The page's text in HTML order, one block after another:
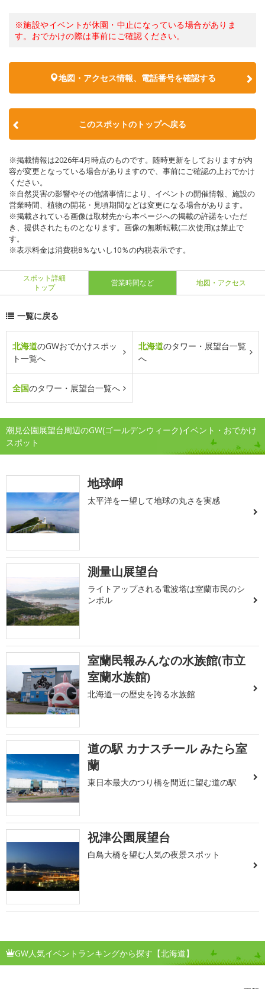
※施設やイベントが休園・中止になっている場合がありま
す。おでかけの際は事前にご確認ください。
地図・アクセス情報、電話番号を確認する
このスポットのトップへ戻る
※掲載情報は2026年4月時点のものです。随時更新をしておりますが内
容が変更となっている場合がありますので、事前にご確認の上おでかけ
ください。
※自然災害の影響やその他諸事情により、イベントの開催情報、施設の
営業時間、植物の開花・見頃期間などは変更になる場合があります。
※掲載されている画像は取材先から本ページへの掲載の許諾をいただ
き、提供されたものとなります。画像の無断転載(二次使用)は禁止で
す。
※表示料金は消費税8％ないし10％の内税表示です。
スポット詳細
トップ
営業時間など 地図・アクセス
一覧に戻る
北海道のGWおでかけスポッ
ト一覧へ
北海道のタワー・展望台一覧
へ
全国のタワー・展望台一覧へ
潮見公園展望台周辺のGW(ゴールデンウィーク)イベント・おでかけ
スポット
地球岬
太平洋を一望して地球の丸さを実感
測量山展望台
ライトアップされる電波塔は室蘭市民のシ
ンボル
室蘭民報みんなの水族館(市立
室蘭水族館)
北海道一の歴史を誇る水族館
道の駅 カナスチール みたら室
蘭
東日本最大のつり橋を間近に望む道の駅
祝津公園展望台
白鳥大橋を望む人気の夜景スポット
GW人気イベントランキングから探す【北海道】